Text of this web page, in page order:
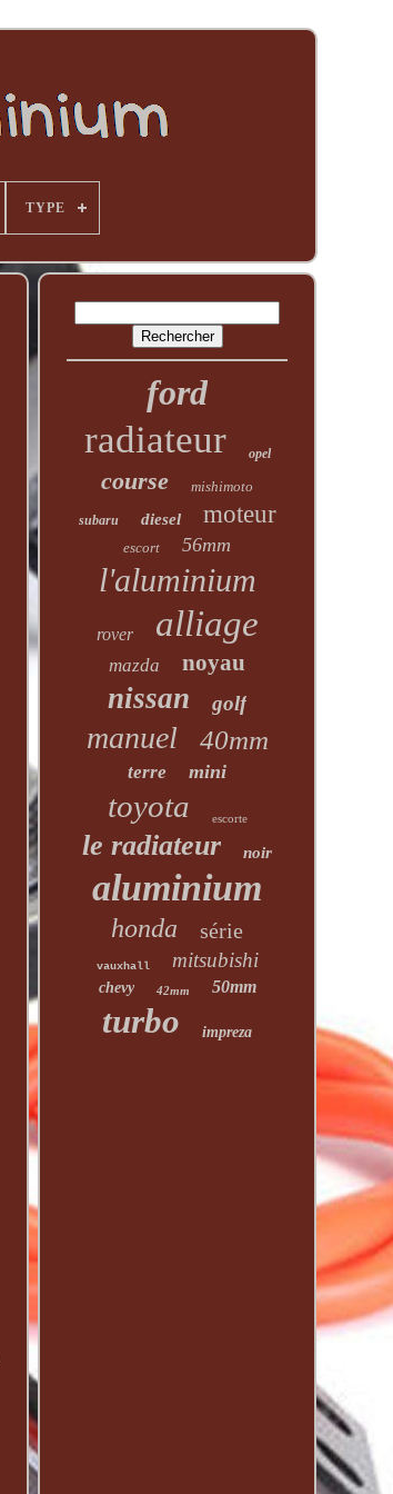
TYPE
ford
radiateur opel
course mishimoto
subaru diesel moteur
escort 56mm
l'aluminium
rover alliage
mazda noyau
nissan golf
manuel 40mm
terre mini
toyota escorte
le radiateur noir
aluminium
honda série
vauxhall mitsubishi
chevy 42mm 50mm
turbo impreza